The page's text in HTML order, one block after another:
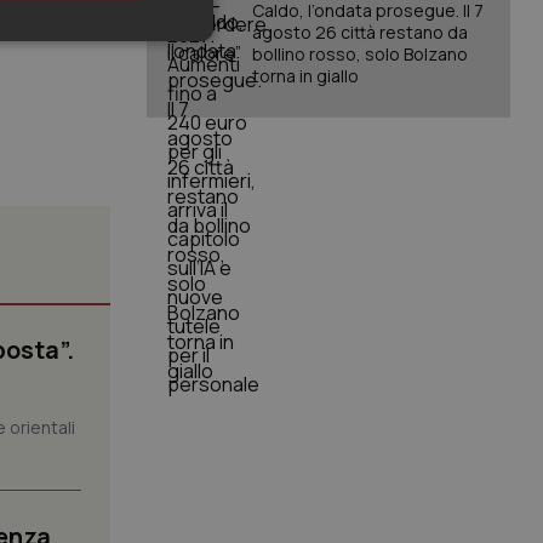
orientali
Caldo, l’ondata prosegue. Il 7
agosto 26 città restano da
bollino rosso, solo Bolzano
torna in giallo
sulle pagine
le
per la loro
che le loro
future.
di consenso